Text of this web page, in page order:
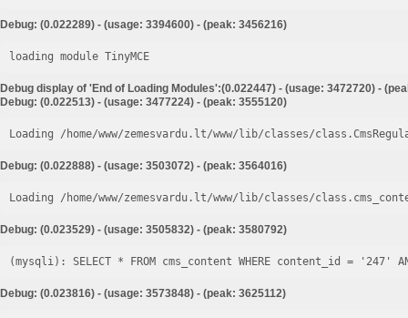
Debug: (0.022289) - (usage: 3394600) - (peak: 3456216)
loading module TinyMCE
Debug display of 'End of Loading Modules':(0.022447) - (usage: 3472720) -
Debug: (0.022513) - (usage: 3477224) - (peak: 3555120)
Loading /home/www/zemesvardu.lt/www/lib/classes/
Debug: (0.022888) - (usage: 3503072) - (peak: 3564016)
Loading /home/www/zemesvardu.lt/www/lib/classes/
Debug: (0.023529) - (usage: 3505832) - (peak: 3580792)
Debug: (0.023816) - (usage: 3573848) - (peak: 3625112)